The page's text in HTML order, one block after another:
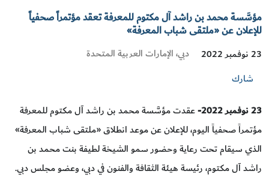
مؤسَّسة محمد بن راشد آل مكتوم للمعرفة تعقد مؤتمراً صحفياً
للإعلان عن «ملتقى شباب المعرفة»
23 نوفمبر 2022
دبي، الإمارات العربية المتحدة
شارك
23نوفمبر 2022-
عقدت مؤسَّسة محمد بن راشد آل مكتوم للمعرفة
مؤتمراً صحفياً اليوم، للإعلان عن موعد انطلاق «ملتقى شباب المعرفة»
الذي سيقام تحت رعاية وحضور سمو الشيخة لطيفة بنت محمد بن
راشد آل مكتوم، رئيسة هيئة الثقافة والفنون في دبي، وعضو مجلس دبي.